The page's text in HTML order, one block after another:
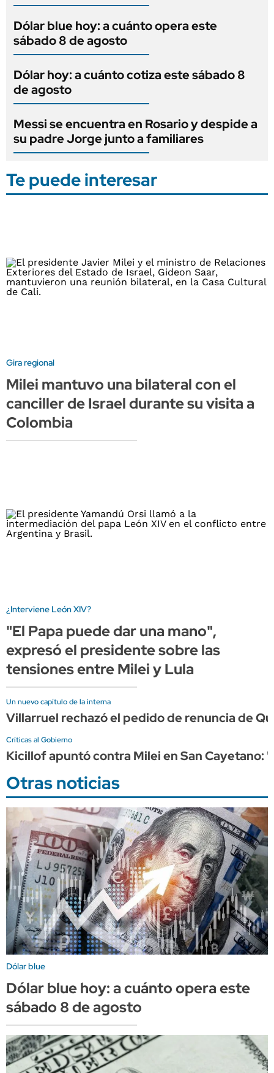
Dólar blue hoy: a cuánto opera este
sábado 8 de agosto
Dólar hoy: a cuánto cotiza este sábado 8
de agosto
Messi se encuentra en Rosario y despide a
su padre Jorge junto a familiares
Te puede interesar
Gira regional
Milei mantuvo una bilateral con el
canciller de Israel durante su visita a
Colombia
¿Interviene León XIV?
"El Papa puede dar una mano",
expresó el presidente sobre las
tensiones entre Milei y Lula
Un nuevo capítulo de la interna
Villarruel rechazó el pedido de renuncia de
Críticas al Gobierno
Kicillof apuntó contra Milei en San Cayetano:
Otras noticias
Dólar blue
Dólar blue hoy: a cuánto opera este
sábado 8 de agosto